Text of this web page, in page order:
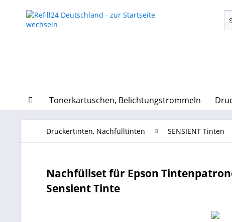
Tonerkartuschen, Belichtungstrommeln
Druckertinten, Nachfülltinten SENSIENT Tinten
Nachfüllset für Epson
Sensient Tinte